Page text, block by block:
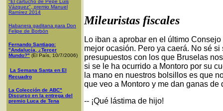
"El cartucho de Pepe Luis
Vázquez", premio Manuel
Ramírez 2014
Habanera gaditana para Don
Felipe de Borbón
Fernando Santiago:
"Andalucía, ¿Tercer
Mundo?" (El País, 10/7/2006)
La Semana Santa en El
Recuadro
La Colección de ABC"
Discurso en la entrega del
premio Luca de Tena
Mileuristas fiscales
Lo iban a aprobar en el último
mejor ocasión. Pero ya caerá. No sé
presupuestos con los que Bruselas
si se le ha ocurrido a Montoro por su
la mano en nuestros bolsillos es que
que veo a Montoro y me dan ganas
-- ¡Qué lástima de hijo!